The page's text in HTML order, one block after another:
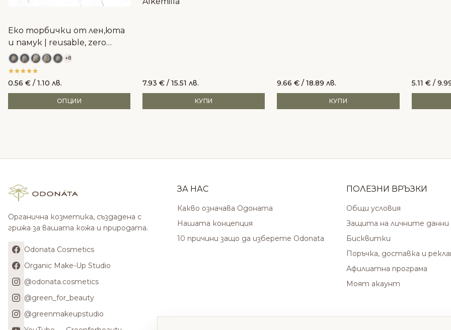
Еко торбички от лен,юта
и памук | reusable, zero
waste
+8
0.56 € / 1.10 лв.
ОПЦИИ
7.93€ / 15.51 лв.
КУПИ
9.66€ / 18.89 лв.
КУПИ
5.11 €/
Органична козметика, създадена с
грижа за вашата кожа и природата.
Odonata Cosmetics
Organic Make-Up Studio
@odonata.cosmetics
@green_for_beauty
@greenmakeupstudio
ЗА НАС
Какво означава Одоната
Нашата концепция
10 причини защо да изберете Odonata
ПОЛЕЗНИ ВРЪЗКИ
Общи условия
Защита на личните данни
Бисквитки
Поръчка, доставка и
Афилиатна програма
Моят акаунт